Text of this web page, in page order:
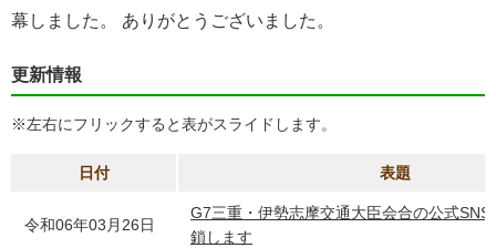
幕しました。 ありがとうございました。
更新情報
※左右にフリックすると表がスライドします。
日付 表題
令和06年03月26日
G7三重・伊勢志摩交通大臣会合の公式SNS
鎖します